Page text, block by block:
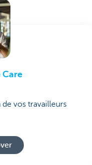
Care
vos travailleurs